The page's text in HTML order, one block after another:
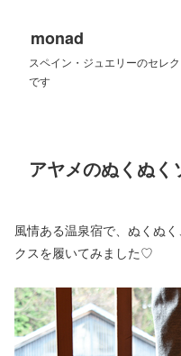
monad
スペイン・ジュエリーのセレ
です
アヤメのぬくぬ
風情ある温泉宿で、ぬくぬ
クスを履いてみました♡